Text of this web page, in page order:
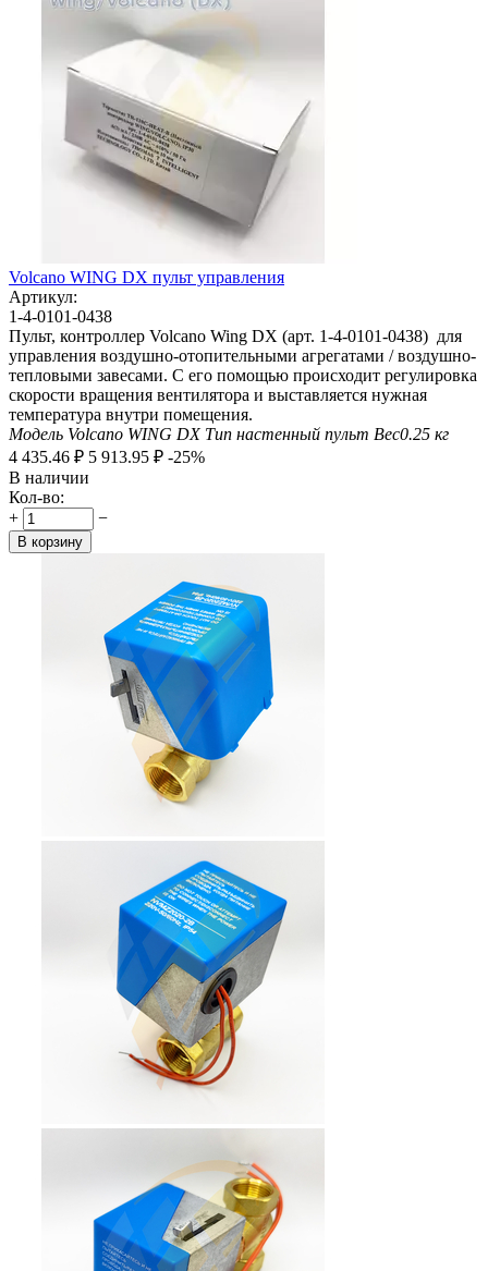
Volcano WING DX пульт управления
Артикул:
1-4-0101-0438
Пульт, контроллер Volcano Wing DX (арт. 1-4-0101-0438) для
управления воздушно-отопительными агрегатами / воздушно-
тепловыми завесами. С его помощью происходит регулировка
скорости вращения вентилятора и выставляется нужная
температура внутри помещения.
Модель Volcano WING DX Тип настенный пульт Вес0.25 кг
4 435.46 ₽ 5 913.95 ₽ -25%
В наличии
Кол-во:
+
−
В корзину